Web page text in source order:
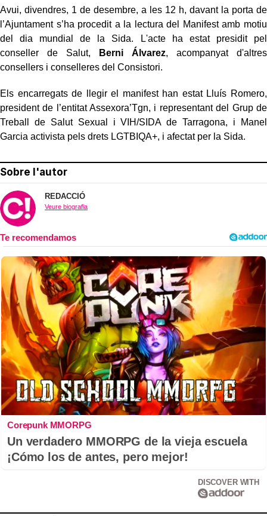
Avui, divendres, 1 de desembre, a les 12 h, davant la porta de
l’Ajuntament s’ha procedit a la lectura del Manifest amb motiu
del dia mundial de la Sida. L'acte ha estat presidit pel
conseller de Salut,
Berni Álvarez, acompanyat d'altres
consellers i conselleres del Consistori.
Els encarregats de llegir el manifest han estat Lluís Romero,
president de l’entitat Assexora’Tgn, i representant del Grup de
Treball de Salut Sexual i VIH/SIDA de Tarragona, i Manel
Garcia activista pels drets LGTBIQA+, i afectat per la Sida.
Sobre l'autor
REDACCIÓ
Veure biografia
Corepunk MMORPG
Un verdadero MMORPG de la vieja escuela
¡Cómo los de antes, pero mejor!
DISCOVER WITH